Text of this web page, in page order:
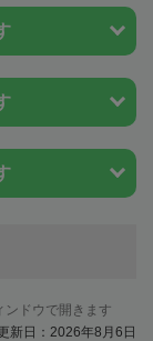
ンドウで開きます
新日：2026年8月6日